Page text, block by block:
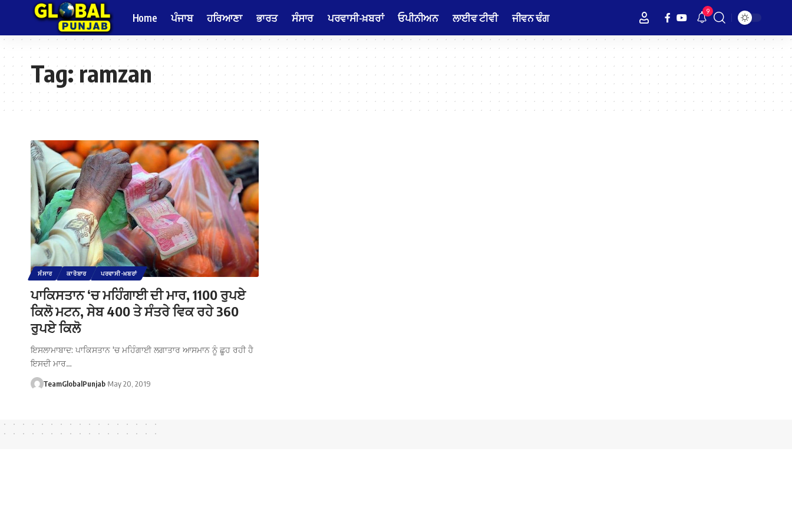
Home ਪੰਜਾਬ ਹਰਿਆਣਾ ਭਾਰਤ ਸੰਸਾਰ ਪਰਵਾਸੀ-ਖ਼ਬਰਾਂ ਓਪੀਨੀਅਨ ਲਾਈਵ ਟੀਵੀ ਜੀਵਨ ਢੰਗ 9
Tag:ramzan
ਸੰਸਾਰ ਕਾਰੋਬਾਰ ਪਰਵਾਸੀ-ਖ਼ਬਰਾਂ
ਪਾਕਿਸਤਾਨ ‘ਚ ਮਹਿੰਗਾਈ ਦੀ ਮਾਰ, 1100 ਰੁਪਏ
ਕਿਲੋ ਮਟਨ, ਸੇਬ 400 ਤੇ ਸੰਤਰੇ ਵਿਕ ਰਹੇ 360
ਰੁਪਏ ਕਿਲੋ
ਇਸਲਾਮਾਬਾਦ: ਪਾਕਿਸਤਾਨ 'ਚ ਮਹਿੰਗਾਈ ਲਗਾਤਾਰ ਆਸਮਾਨ ਨੂੰ ਛੂਹ ਰਹੀ ਹੈ
ਇਸਦੀ ਮਾਰ…
TeamGlobalPunjab May 20, 2019